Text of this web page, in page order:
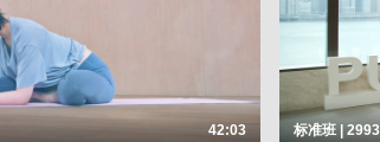
42:03 标准班 |